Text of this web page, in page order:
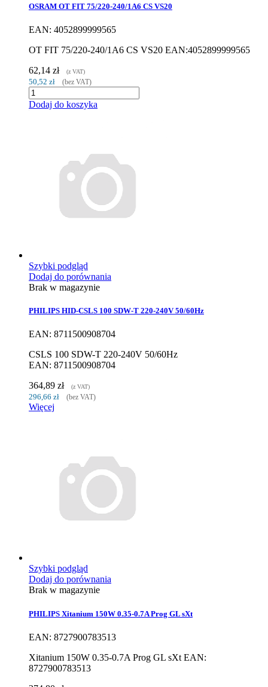
OSRAM OT FIT 75/220-240/1A6 CS VS20
EAN: 4052899999565
OT FIT 75/220-240/1A6 CS VS20 EAN:4052899999565
62,14 zł
(z VAT)
50,52 zł (bez VAT)
Dodaj do koszyka
Szybki podgląd
Dodaj do porównania
Brak w magazynie
PHILIPS HID-CSLS 100 SDW-T 220-240V 50/60Hz
EAN: 8711500908704
CSLS 100 SDW-T 220-240V 50/60Hz
EAN: 8711500908704
364,89 zł
(z VAT)
296,66 zł (bez VAT)
Więcej
Szybki podgląd
Dodaj do porównania
Brak w magazynie
PHILIPS Xitanium 150W 0.35-0.7A Prog GL sXt
EAN: 8727900783513
Xitanium 150W 0.35-0.7A Prog GL sXt EAN:
8727900783513